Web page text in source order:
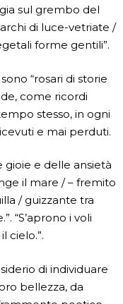
sul grembo del
di luce-vetriate /
forme gentili”.
“rosari di storie
come ricordi
stesso, in ogni
e mai perduti.
e delle ansietà
il mare / – fremito
/ guizzante tra
“S’aprono i voli
cielo.”.
di individuare
bellezza, da